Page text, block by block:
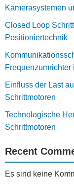
Kamerasystemen
Closed Loop
Positioniertechnik
Frequenzumrichter
Einfluss der Last
Schrittmotoren
Technologische
Schrittmotoren
Recent
Es sind keine